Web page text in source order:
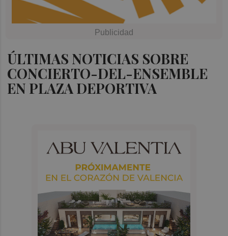
ÚLTIMAS NOTICIAS SOBRE
CONCIERTO-DEL-ENSEMBLE
EN PLAZA DEPORTIVA